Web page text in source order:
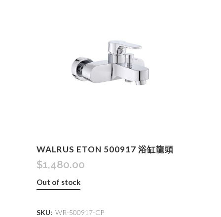
WALRUS ETON 500917 浴缸龍頭
$1,480.00
Out of stock
SKU: WR-500917-CP